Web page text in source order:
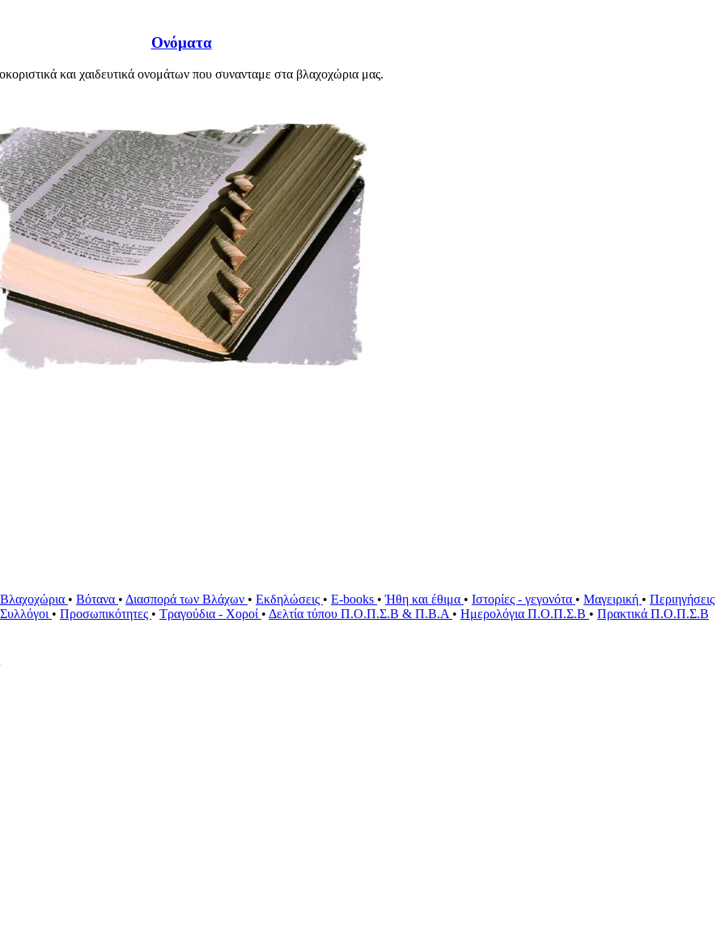
Ονόματα
και χαιδευτικά ονομάτων που συνανταμε στα βλαχοχώρια μας.
Βλαχοχώρια • Βότανα • Διασπορά των Βλάχων • Εκδηλώσεις • E-books •Ήθη και έθιμα • Ιστορίες - γεγονότα • Μαγειρική • Περιηγήσεις
• Προσωπικότητες • Τραγούδια - Χοροί • Δελτία τύπου Π.Ο.Π.Σ.Β & Π.Β.Α • Ημερολόγια Π.Ο.Π.Σ.Β • Πρακτικά Π.Ο.Π.Σ.Β